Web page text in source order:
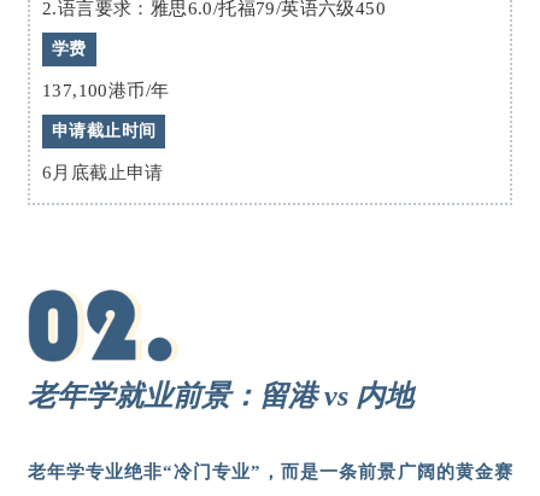
2.语言要求：雅思6.0/托福79/英语六级450
学费
137,100港币/年
申请截止时间
6月底截止申请
老年学就业前景：留港 vs 内地
老年学专业绝非“冷门专业”，而是一条前景广阔的黄金赛